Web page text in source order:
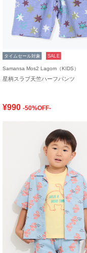
タイムセール対象 SALE
Samansa Mos2 Lagom（KIDS）
星柄スラブ天竺ハーフパンツ
¥990 -50%OFF-